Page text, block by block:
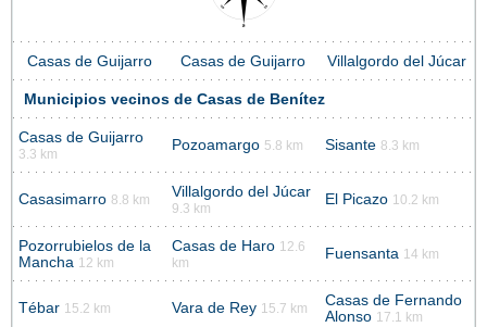
Casas de Guijarro Casas de Guijarro Villalgordo del Júcar
Municipios vecinos de Casas de Benítez
Casas de Guijarro
3.3 km
Pozoamargo 5.8 km Sisante 8.3 km
Casasimarro 8.8 km Villalgordo del Júcar
9.3 km
El Picazo 10.2 km
Pozorrubielos de la
Mancha 12 km
Casas de Haro 12.6
km
Fuensanta 14 km
Tébar 15.2 km Vara de Rey 15.7 km
Casas de Fernando
Alonso 17.1 km